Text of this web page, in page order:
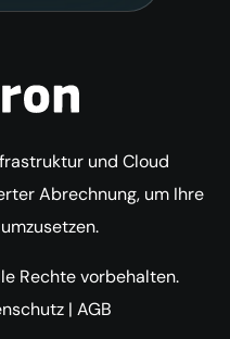
und Cloud
Abrechnung, um Ihre
Rechte vorbehalten.
| AGB